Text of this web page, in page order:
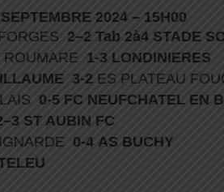
2024 – 15H00
2–2 Tab 2à4 STADE
ROUMARE 1-3 LONDINIERES
3-2 ES PLATEAU
0-5 FC NEUFCHATEL EN
ST AUBIN FC
0-4 AS BUCHY